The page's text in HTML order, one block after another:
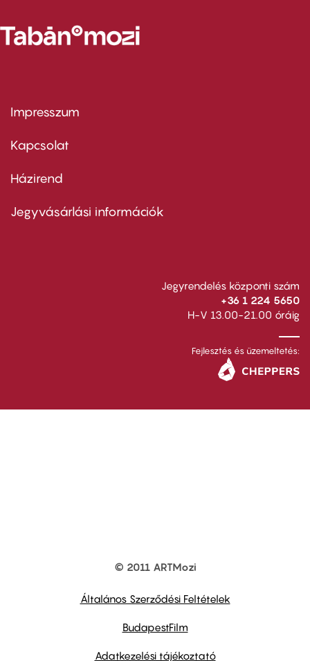
Footer
first
Impresszum
Kapcsolat
Footer
second
Házirend
Jegyvásárlási információk
Jegyrendelés központi szám
+36 1 224 5650
H-V 13.00-21.00 óráig
Fejlesztés és üzemeltetés:
© 2011 ARTMozi
Általános Szerződési Feltételek
BudapestFilm
Adatkezelési tájékoztató